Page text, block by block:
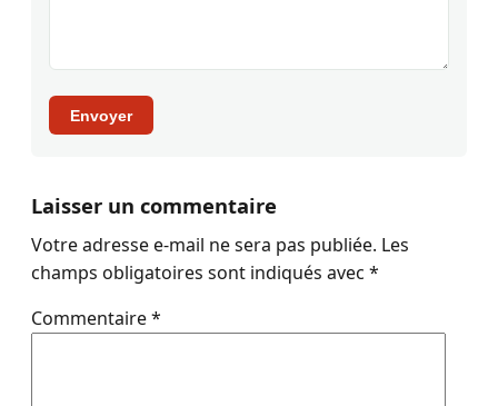
Envoyer
Laisser un commentaire
Votre adresse e-mail ne sera pas publiée. Les
champs obligatoires sont indiqués avec *
Commentaire*